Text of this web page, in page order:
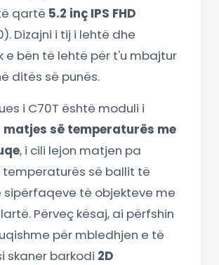
qartë 5.2 inç IPS FHD
Dizajni i tij i lehtë dhe
e bën të lehtë për t'u mbajtur
ditës së punës.
i C70T është moduli i
matjes së temperaturës me
, i cili lejon matjen pa
së ballit të
sipërfaqeve të objekteve me
Përveç kësaj, ai përfshin
për mbledhjen e të
skaner barkodi 2D